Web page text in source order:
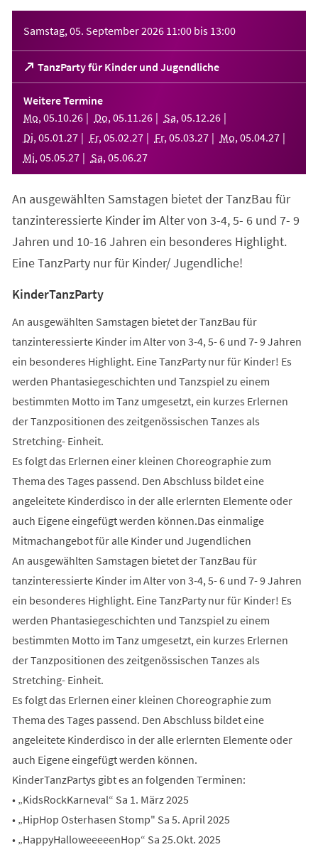
Samstag, 05. September 2026 11:00 bis 13:00
TanzParty für Kinder und Jugendliche
(Öffnet
in
einem
neuen
Tab)
Weitere Termine
Mo, 05.10.26 Do, 05.11 .26 Sa, 05.12.26
Di, 05.01 .27 Fr, 05.02.27 Fr, 05.03.27 Mo, 05.04.27
Mi, 05.05.27 Sa, 05.06.27
An ausgewählten Samstagen bietet der TanzBau für
tanzinteressierte Kinder im Alter von 3-4, 5- 6 und 7- 9
Jahren und 10-16 Jahren ein besonderes Highlight.
Eine TanzParty nur für Kinder/ Jugendliche!
KinderTanzParty
An ausgewählten Samstagen bietet der TanzBau für
tanzinteressierte Kinder im Alter von 3-4, 5- 6 und 7- 9 Jahren
ein besonderes Highlight. Eine TanzParty nur für Kinder! Es
werden Phantasiegeschichten und Tanzspiel zu einem
bestimmten Motto im Tanz umgesetzt, ein kurzes Erlernen
der Tanzpositionen des zeitgenössischen Tanzes als
Stretching- Einheit.
Es folgt das Erlernen einer kleinen Choreographie zum
Thema des Tages passend. Den Abschluss bildet eine
angeleitete Kinderdisco in der alle erlernten Elemente oder
auch Eigene eingefügt werden können.Das einmalige
Mitmachangebot für alle Kinder und Jugendlichen
An ausgewählten Samstagen bietet der TanzBau für
tanzinteressierte Kinder im Alter von 3-4, 5- 6 und 7- 9 Jahren
ein besonderes Highlight. Eine TanzParty nur für Kinder! Es
werden Phantasiegeschichten und Tanzspiel zu einem
bestimmten Motto im Tanz umgesetzt, ein kurzes Erlernen
der Tanzpositionen des zeitgenössischen Tanzes als
Stretching- Einheit.
Es folgt das Erlernen einer kleinen Choreographie zum
Thema des Tages passend. Den Abschluss bildet eine
angeleitete Kinderdisco in der alle erlernten Elemente oder
auch Eigene eingefügt werden können.
KinderTanzPartys gibt es an folgenden Terminen:
• „KidsRockKarneval“ Sa 1. März 2025
• „HipHop Osterhasen Stomp" Sa 5. April 2025
• „HappyHalloweeeeenHop“ Sa 25.Okt. 2025